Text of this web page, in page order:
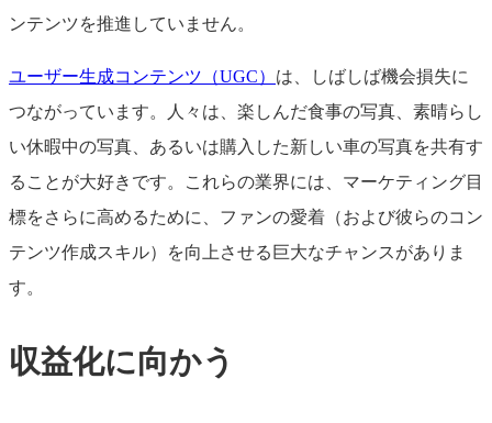
ンテンツを推進していません。
ユーザー生成コンテンツ（UGC） は、しばしば機会損失に
つながっています。人々は、楽しんだ食事の写真、素晴らし
い休暇中の写真、あるいは購入した新しい車の写真を共有す
ることが大好きです。これらの業界には、マーケティング目
標をさらに高めるために、ファンの愛着（および彼らのコン
テンツ作成スキル）を向上させる巨大なチャンスがありま
す。
収益化に向かう